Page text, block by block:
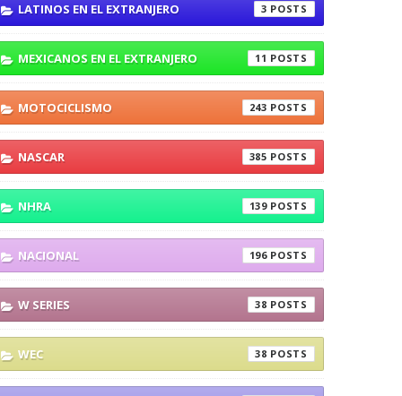
LATINOS EN EL EXTRANJERO 3
MEXICANOS EN EL EXTRANJERO 11
MOTOCICLISMO 243
NASCAR 385
NHRA 139
NACIONAL 196
W SERIES 38
WEC 38